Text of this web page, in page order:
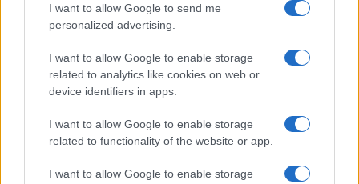
I want to allow Google to send me
personalized advertising.
I want to allow Google to enable storage
related to analytics like cookies on web or
device identifiers in apps.
I want to allow Google to enable storage
related to functionality of the website or app.
I want to allow Google to enable storage
Martina Agostina Diturco
I nostri cari
I nostri cari